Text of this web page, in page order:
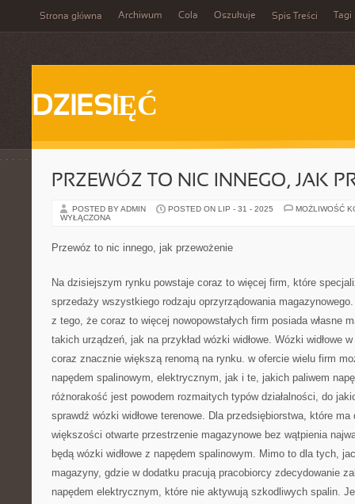
Strona główna Archiwum Cola Oszukuje Spis Treści Tagi
DZIESIĘĆ
PRZEWÓZ TO NIC INNEGO, JAK
POSTED BY ADMIN POSTED ON LIP - 31 - 2025
MOŻLIWOŚĆ
WYŁĄCZONA
Przewóz to nic innego, jak przewożenie
Na dzisiejszym rynku powstaje coraz to więcej firm, które
sprzedaży wszystkiego rodzaju oprzyrządowania
z tego, że coraz to więcej nowopowstałych firm posiada własne
takich urządzeń, jak na przykład wózki widłowe. Wózki widłowe
coraz znacznie większą renomą na rynku. w ofercie wielu firm
napędem spalinowym, elektrycznym, jak i te, jakich paliwem
różnorakość jest powodem rozmaitych typów działalności, do
sprawdź wózki widłowe terenowe. Dla przedsiębiorstwa, które
większości otwarte przestrzenie magazynowe bez wątpienia
będą wózki widłowe z napędem spalinowym. Mimo to dla tych,
magazyny, gdzie w dodatku pracują pracobiorcy zdecydowanie
napędem elektrycznym, które nie aktywują szkodliwych spalin.